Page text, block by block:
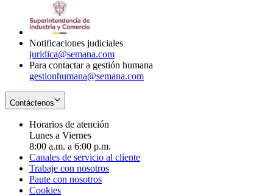
Notificaciones judiciales
juridica@semana.com
Para contactar a gestión humana
gestionhumana@semana.com
Contáctenos
Horarios de atención
Lunes a Viernes
8:00 a.m. a 6:00 p.m.
Canales de servicio al cliente
Trabaje con nosotros
Paute con nosotros
Cookies